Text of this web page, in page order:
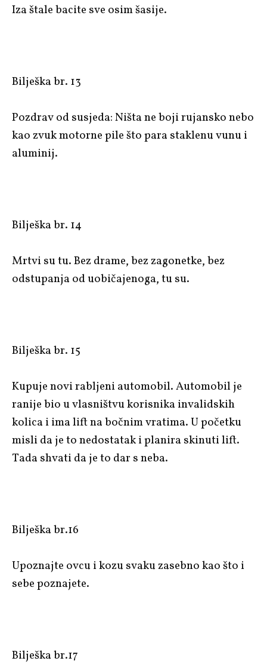
Iza štale bacite sve osim šasije.
Bilješka br. 13
Pozdrav od susjeda: Ništa ne boji rujansko nebo
kao zvuk motorne pile što para staklenu vunu i
aluminij.
Bilješka br. 14
Mrtvi su tu. Bez drame, bez zagonetke, bez
odstupanja od uobičajenoga, tu su.
Bilješka br. 15
Kupuje novi rabljeni automobil. Automobil je
ranije bio u vlasništvu korisnika invalidskih
kolica i ima lift na bočnim vratima. U početku
misli da je to nedostatak i planira skinuti lift.
Tada shvati da je to dar s neba.
Bilješka br.16
Upoznajte ovcu i kozu svaku zasebno kao što i
sebe poznajete.
Bilješka br.17